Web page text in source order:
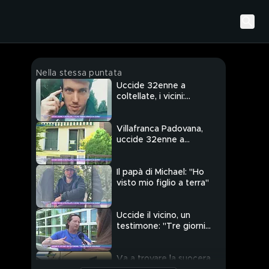
Nella stessa puntata
Uccide 32enne a
coltellate, i vicini:
Villafranca Padovana,
uccide 32enne a
Il papà di Michael: "Ho
visto mio figlio a terra"
Uccide il vicino, un
testimone: "Tre giorni
Va a trovare la suocera